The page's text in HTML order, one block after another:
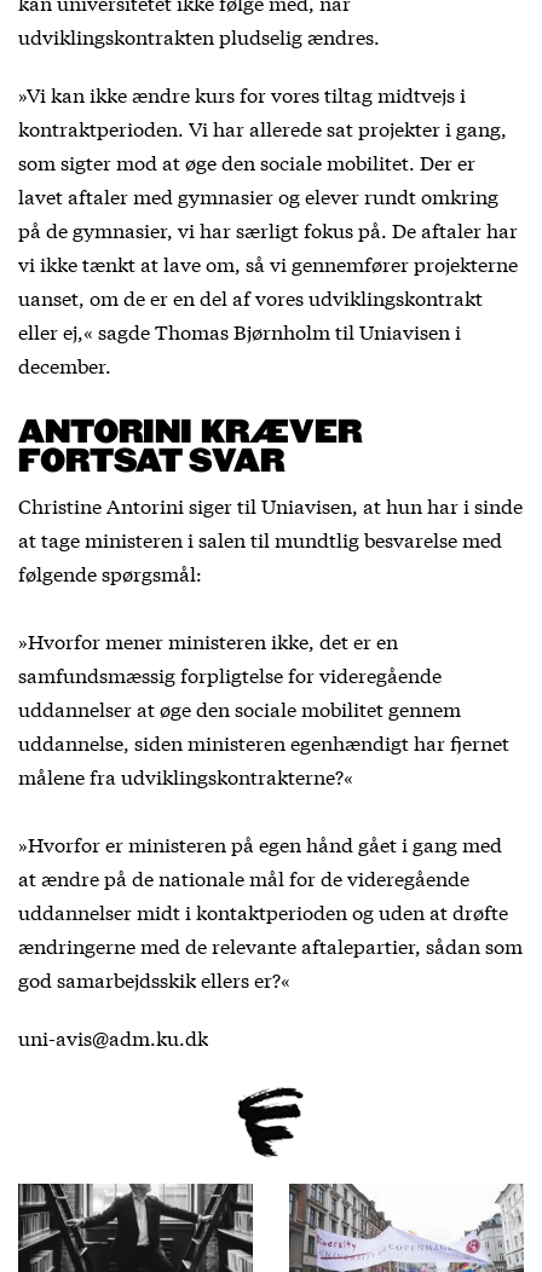
udviklingskontrakten pludselig ændres.
»Vi kan ikke ændre kurs for vores tiltag midtvejs i
kontraktperioden. Vi har allerede sat projekter i gang,
som sigter mod at øge den sociale mobilitet. Der er
lavet aftaler med gymnasier og elever rundt omkring
på de gymnasier, vi har særligt fokus på. De aftaler har
vi ikke tænkt at lave om, så vi gennemfører projekterne
uanset, om de er en del af vores udviklingskontrakt
eller ej,« sagde Thomas Bjørnholm til Uniavisen i
december.
ANTORINI KRÆVER
FORTSAT SVAR
Christine Antorini siger til Uniavisen, at hun har i sinde
at tage ministeren i salen til mundtlig besvarelse med
følgende spørgsmål:
»Hvorfor mener ministeren ikke, det er en
samfundsmæssig forpligtelse for videregående
uddannelser at øge den sociale mobilitet gennem
uddannelse, siden ministeren egenhændigt har fjernet
målene fra udviklingskontrakterne?«
»Hvorfor er ministeren på egen hånd gået i gang med
at ændre på de nationale mål for de videregående
uddannelser midt i kontaktperioden og uden at drøfte
ændringerne med de relevante aftalepartier, sådan som
god samarbejdsskik ellers er?«
uni-avis@adm.ku.dk